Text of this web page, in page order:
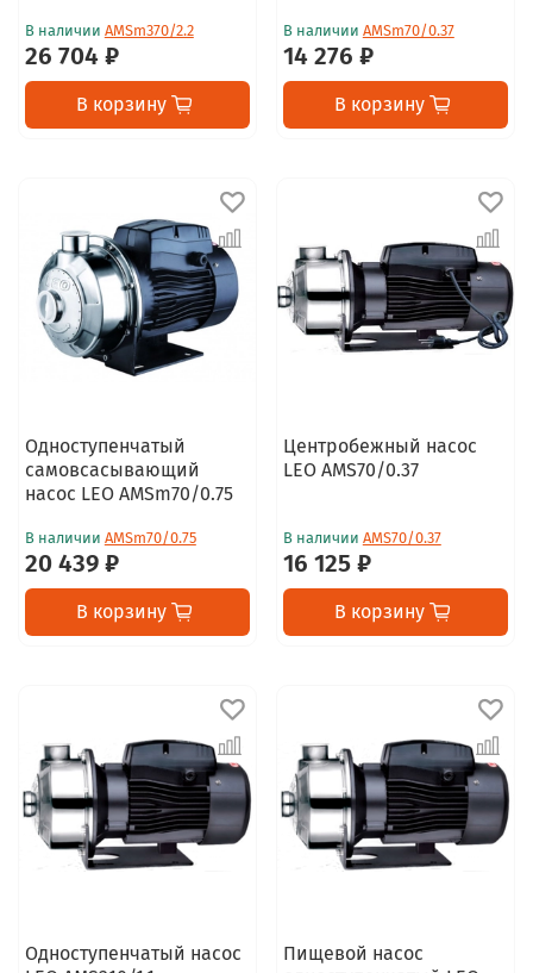
В наличии AMSm370/2.2
26 704 ₽
В корзину
В наличии AMSm70/0.37
14 276 ₽
В корзину
Одноступенчатый
самовсасывающий
насос LEO AMSm70/0.75
В наличии AMSm70/0.75
20 439 ₽
В корзину
Центробежный насос
LEO AMS70/0.37
В наличии AMS70/0.37
16 125 ₽
В корзину
Одноступенчатый насос
Пищевой насос